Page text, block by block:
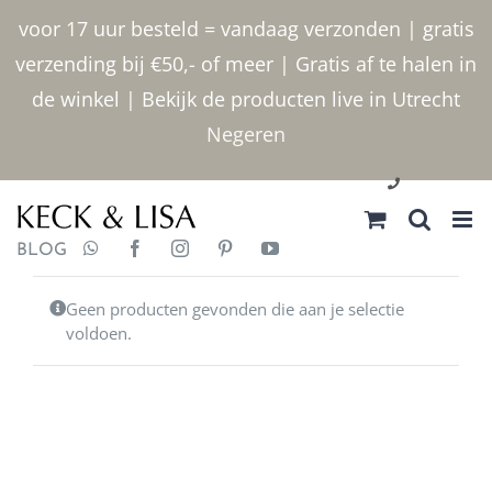
voor 17 uur besteld = vandaag verzonden | gratis
verzending bij €50,- of meer | Gratis af te halen in
de winkel | Bekijk de producten live in Utrecht
Negeren
inhoud
030 2400000
BLOG
Geen producten gevonden die aan je selectie
voldoen.